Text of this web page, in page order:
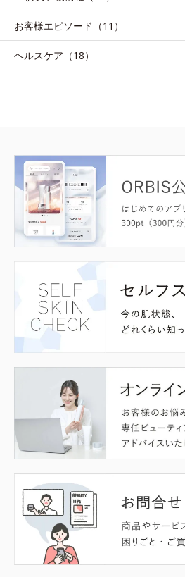
お客様エピソード（11）
ヘルスケア（18）